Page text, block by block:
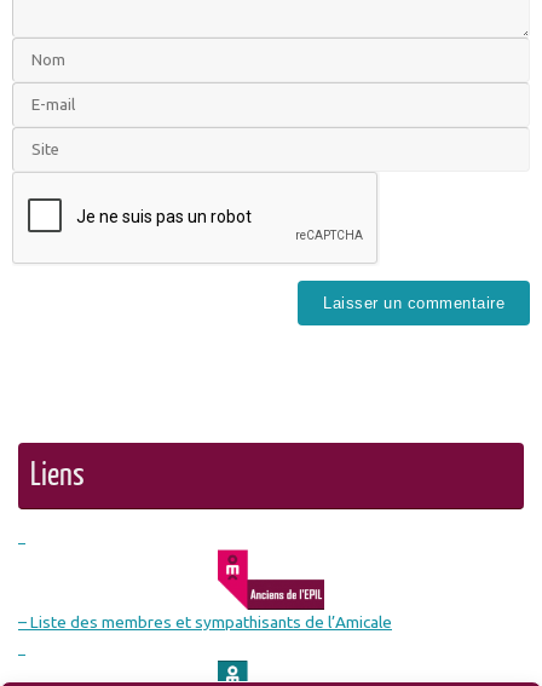
Liens
– Liste des membres et sympathisants de l’Amicale